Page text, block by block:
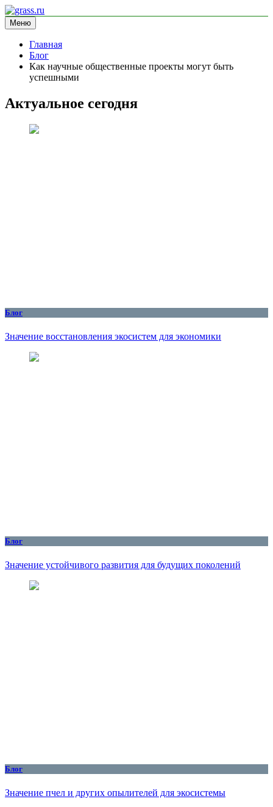
Перейти
к
содержимому
grass.ru
блог про экологию
Меню
Главная
Блог
Как научные общественные проекты могут быть
успешными
Актуальное сегодня
Блог
Значение восстановления экосистем для экономики
Блог
Значение устойчивого развития для будущих поколений
Блог
Значение пчел и других опылителей для экосистемы